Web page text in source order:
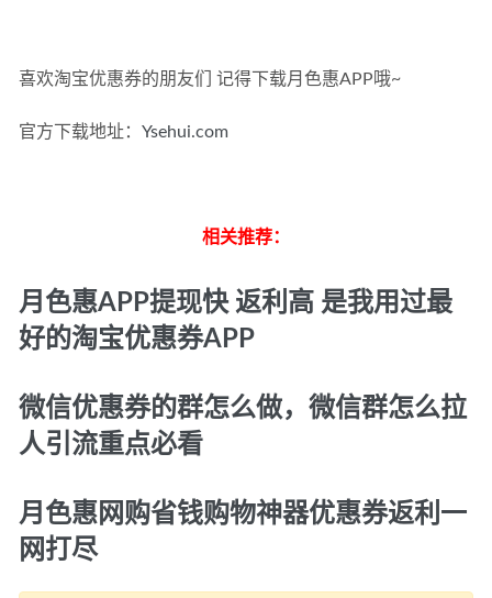
喜欢淘宝优惠券的朋友们 记得下载月色惠APP哦~
官方下载地址： Ysehui.com
相关推荐：
月色惠APP提现快 返利高 是我用过最
好的淘宝优惠券APP
微信优惠券的群怎么做，微信群怎么拉
人引流重点必看
月色惠网购省钱购物神器优惠券返利一
网打尽